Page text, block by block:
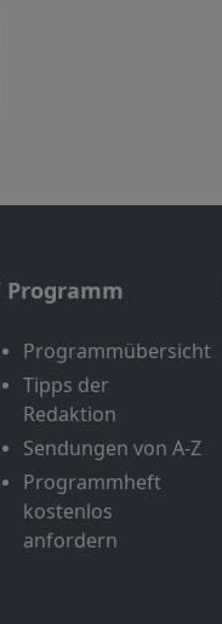
Programm
Programmübersicht
Tipps der
Redaktion
Sendungen von A-Z
Programmheft
kostenlos
anfordern